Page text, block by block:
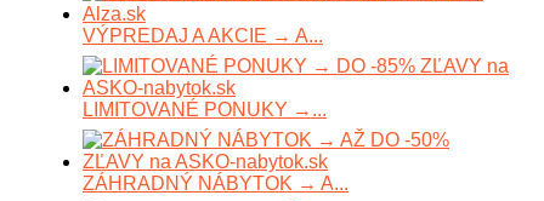
VÝPREDAJ A AKCIE → A...
LIMITOVANÉ PONUKY →...
ZÁHRADNÝ NÁBYTOK → A...